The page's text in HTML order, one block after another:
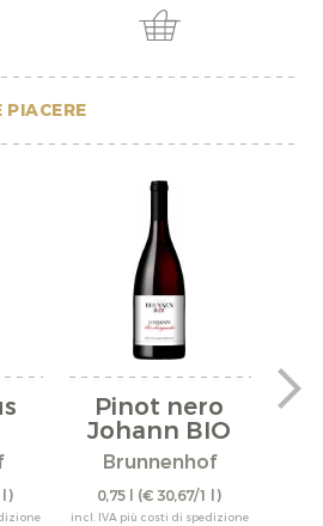
PIACERE
l)
Pinot nero
Johann BIO
Alto...
Brunnenhof
0,75 l (€ 30,67/1 l)
incl. IVA più costi di spedizione